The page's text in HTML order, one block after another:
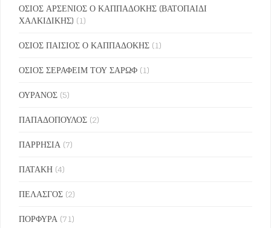
ΟΣΙΟΣ ΑΡΣΕΝΙΟΣ Ο ΚΑΠΠΑΔΟΚΗΣ (ΒΑΤΟΠΑΙΔΙ
ΧΑΛΚΙΔΙΚΗΣ) (1)
ΟΣΙΟΣ ΠΑΙΣΙΟΣ Ο ΚΑΠΠΑΔΟΚΗΣ (1)
ΟΣΙΟΣ ΣΕΡΑΦΕΙΜ ΤΟΥ ΣΑΡΩΦ (1)
ΟΥΡΑΝΟΣ (5)
ΠΑΠΑΔΟΠΟΥΛΟΣ (2)
ΠΑΡΡΗΣΙΑ (7)
ΠΑΤΑΚΗ (4)
ΠΕΛΑΣΓΟΣ (2)
ΠΟΡΦΥΡΑ (71)